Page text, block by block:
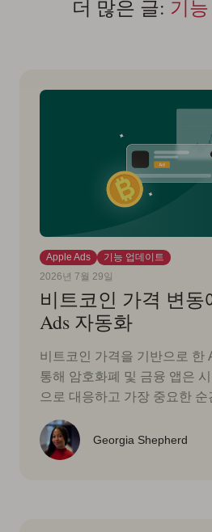
더 많은 글: 기
Apple Ads
기능 업데이트
2026년 7월 29일
비트코인 가격 변동
Ads 자동화
비트코인 가격을 기반으로 한
통해 암호화폐 및 금융 앱은
으로 대응하고 가장 중요한
Georgia Shepherd